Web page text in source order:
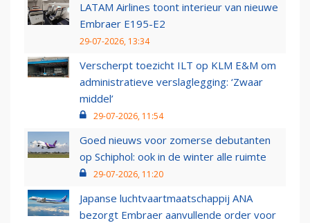
LATAM Airlines toont interieur van nieuwe
Embraer E195-E2
29-07-2026, 13:34
Verscherpt toezicht ILT op KLM E&M om
administratieve verslaglegging: ‘Zwaar
middel’
29-07-2026, 11:54
Goed nieuws voor zomerse debutanten
op Schiphol: ook in de winter alle ruimte
29-07-2026, 11:20
Japanse luchtvaartmaatschappij ANA
bezorgt Embraer aanvullende order voor